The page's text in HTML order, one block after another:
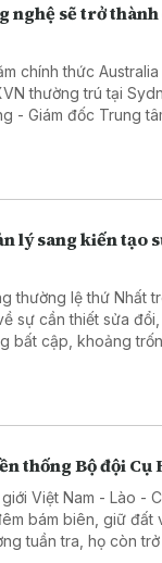
nghệ sẽ trở
chính thức
thường trú tại
- Giám đốc Trung
lý sang kiến
thường lệ thứ Nhất
sự cần thiết sửa
bất cập, khoảng
thống Bộ đội Cụ
Việt Nam - Lào -
bám biên, giữ
tuần tra, họ còn